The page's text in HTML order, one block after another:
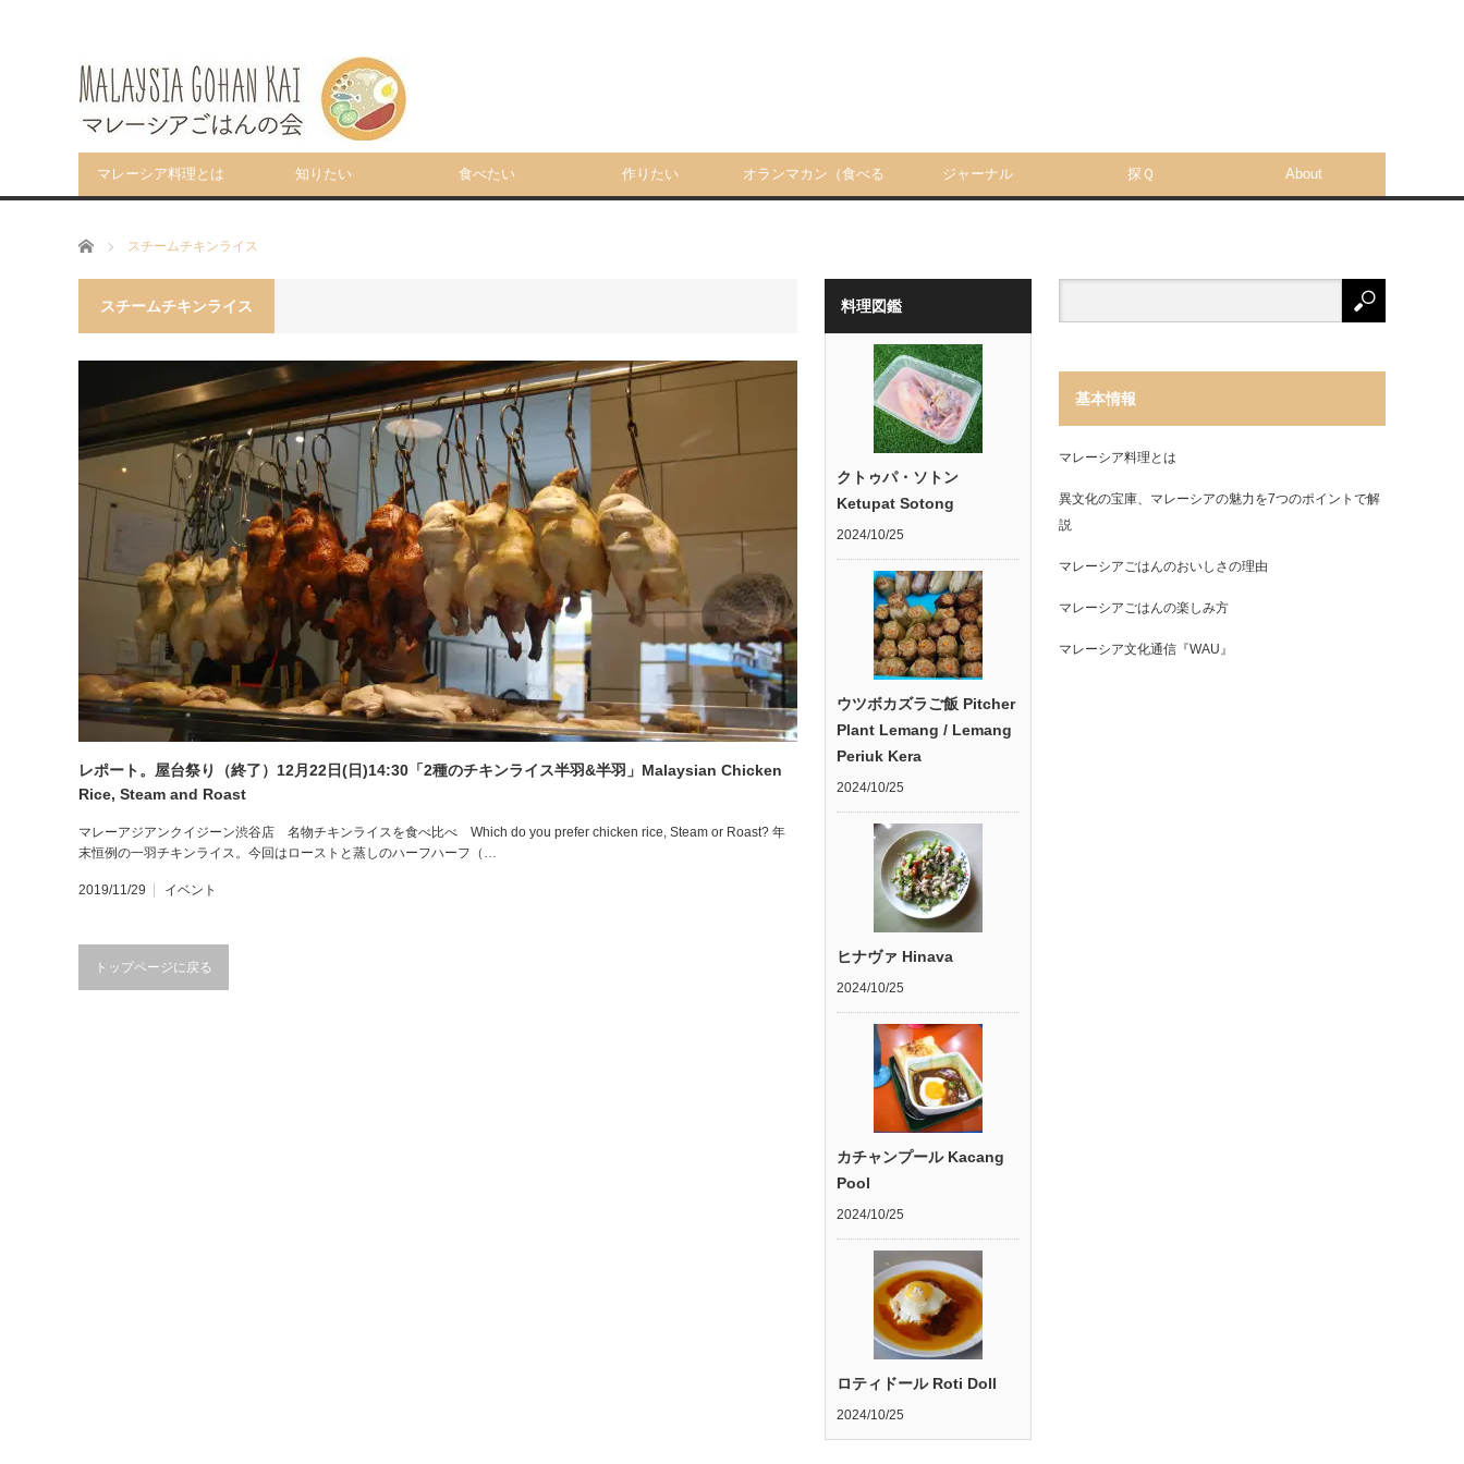
マレーシア料理とは 知りたい 食べたい 作りたい オランマカン（食べる ジャーナル 探Ｑ About
ホーム スチームチキンライス
スチームチキンライス
レポート。屋台祭り（終了）12月22日(日)14:30「2種のチキンライス半羽&半羽」Malaysian Chicken
Rice, Steam and Roast
マレーアジアンクイジーン渋谷店 名物チキンライスを食べ比べ Which do you prefer chicken rice, Steam or Roast? 年
末恒例の一羽チキンライス。今回はローストと蒸しのハーフハーフ（…
2019/11/29 イベント
トップページに戻る
料理図鑑
クトゥパ・ソトン
Ketupat Sotong
2024/10/25
ウツボカズラご飯 Pitcher
Plant Lemang / Lemang
Periuk Kera
2024/10/25
ヒナヴァ Hinava
2024/10/25
カチャンプール Kacang
Pool
2024/10/25
ロティドール Roti Doll
2024/10/25
基本情報
マレーシア料理とは
異文化の宝庫、マレーシアの魅力を7つのポイントで解
説
マレーシアごはんのおいしさの理由
マレーシアごはんの楽しみ方
マレーシア文化通信『WAU』